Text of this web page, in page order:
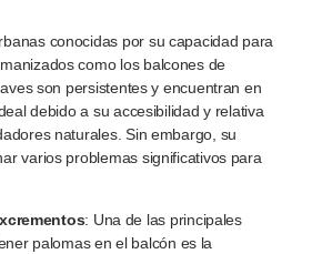
conocidas por su capacidad para
como los balcones de
son persistentes y encuentran en
debido a su accesibilidad y relativa
naturales. Sin embargo, su
varios problemas significativos para
: Una de las principales
palomas en el balcón es la